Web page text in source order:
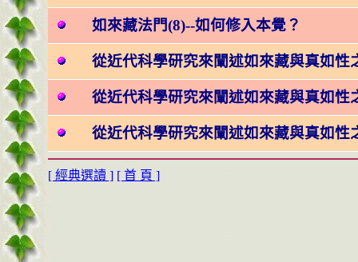
如來藏法門(8)--如何修入本覺？
從近代科學研究來闡述如來藏與真如性
從近代科學研究來闡述如來藏與真如性
從近代科學研究來闡述如來藏與真如性
[ 經典選讀 ] [ 首 頁 ]